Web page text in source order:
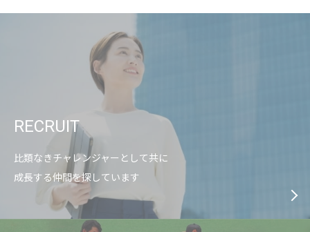
RECRUIT
比類なきチャレンジャーとして共に
成長する仲間を探しています